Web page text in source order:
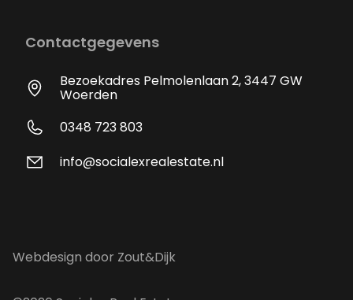
Contactgegevens
Bezoekadres Pelmolenlaan 2, 3447 GW
Woerden
0348 723 803
info@socialexrealestate.nl
Webdesign door Zout&Dijk